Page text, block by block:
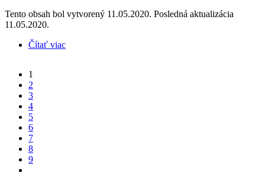
Tento obsah bol vytvorený 11.05.2020. Posledná aktualizácia
11.05.2020.
Čítať viac
Stránky
1
2
3
4
5
6
7
8
9